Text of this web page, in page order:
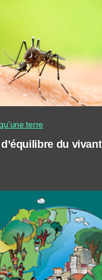
terre
du vivant